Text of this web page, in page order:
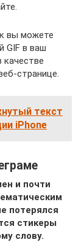
вы можете
GIF в ваш
качестве
странице.
текст
iPhone
и почти
потерялся
стикеры
слову.